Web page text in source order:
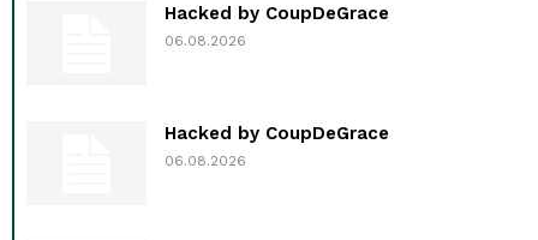
Hacked by CoupDeGrace
06.08.2026
Hacked by CoupDeGrace
06.08.2026